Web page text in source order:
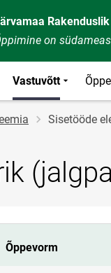
on
Vastuvõtt
Sisetööde
Õppevorm